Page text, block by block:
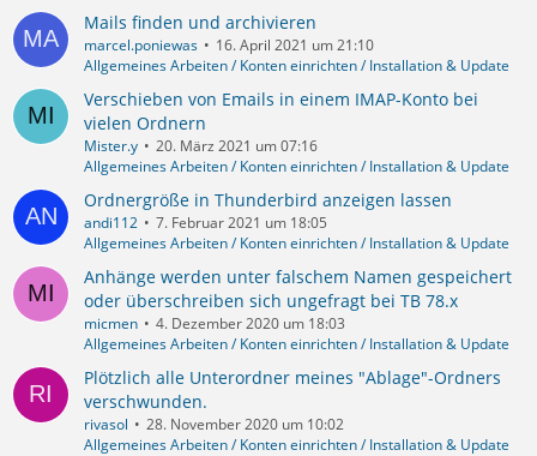
Mails finden und archivieren
marcel.poniewas
16. April 2021 um 21:10
Allgemeines Arbeiten / Konten einrichten / Installation & Update
Verschieben von Emails in einem IMAP-Konto bei
vielen Ordnern
Mister.y
20. März 2021 um 07:16
Allgemeines Arbeiten / Konten einrichten / Installation & Update
Ordnergröße in Thunderbird anzeigen lassen
andi112
7. Februar 2021 um 18:05
Allgemeines Arbeiten / Konten einrichten / Installation & Update
Anhänge werden unter falschem Namen gespeichert
oder überschreiben sich ungefragt bei TB 78.x
micmen
4. Dezember 2020 um 18:03
Allgemeines Arbeiten / Konten einrichten / Installation & Update
Plötzlich alle Unterordner meines "Ablage"-Ordners
verschwunden.
rivasol
28. November 2020 um 10:02
Allgemeines Arbeiten / Konten einrichten / Installation & Update